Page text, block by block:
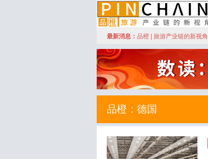
品橙旅游
最新消息： 品橙 | 旅游产业链的新视
品橙：德国